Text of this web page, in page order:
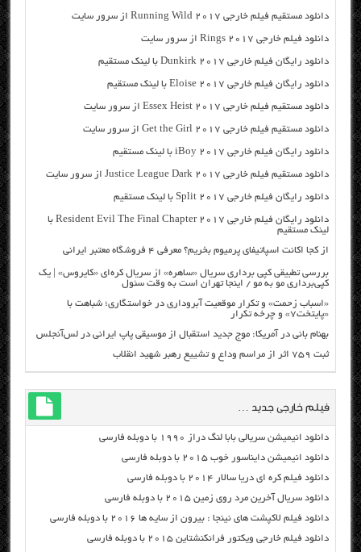
دانلود مستقیم فیلم خارجی Running Wild 2017 از سرور سایت
دانلود فیلم خارجی Rings 2017 از سرور سایت
دانلود رایگان فیلم خارجی Dunkirk 2017 با لینک مستقیم
دانلود رایگان فیلم خارجی Eloise 2017 با لینک مستقیم
دانلود مستقیم فیلم خارجی Essex Heist 2017 از سرور سایت
دانلود مستقیم فیلم خارجی Get the Girl 2017 از سرور سایت
دانلود رایگان فیلم خارجی iBoy 2017 با لینک مستقیم
دانلود مستقیم فیلم خارجی Justice League Dark 2017 از سرور سایت
دانلود رایگان فیلم خارجی Split 2017 با لینک مستقیم
دانلود رایگان فیلم خارجی Resident Evil The Final Chapter 2017 با
لینک مستقیم
از کجا اکانت اسپاتیفای پرمیوم بخریم؟ معرفی ۴ فروشگاه معتبر ایرانی
بررسی تطبیقی کپی برداری سریال «ساهره» از سریال کره‌ای «کایروس» | یک
کپی‌برداری مو به مو / اینجا تهران است به وقت سئول
«اسباب زحمت» و تکرار موقعیت آبروداری در خواستگاری؛ شباهت با
«پایتخت۷» و چرخه تکرار
بهنام بانی در آمریکا: موج جدید استقبال از موسیقی پاپ ایرانی در لس‌آنجلس
ثبت ۷۵۹ اثر از مراسم وداع و تشییع رهبر شهید انقلاب
فیلم خارجی جدید …
دانلود انیمیشن سریالی بابا لنگ دراز ۱۹۹۰ با دوبله فارسی
دانلود انیمیشن دایناسور خوب ۲۰۱۵ با دوبله فارسی
دانلود فیلم کره ای دریا سالار ۲۰۱۴ با دوبله فارسی
دانلود سریال آخرین مرد روی زمین ۲۰۱۵ با دوبله فارسی
دانلود فیلم لاکپشت های نینجا : بیرون از سایه ها ۲۰۱۶ با دوبله فارسی
دانلود فیلم خارجی ویکتور فرانکنشتاین ۲۰۱۵ با دوبله فارسی